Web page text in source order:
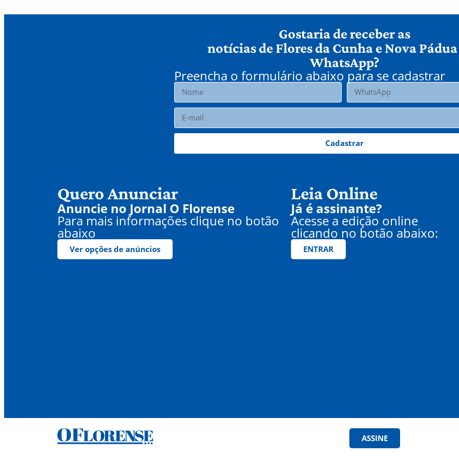
Gostaria de receber as
notícias de Flores da Cunha e Nova
WhatsApp?
Preencha o formulário abaixo para se cadastrar
Cadastrar
Quero Anunciar
Anuncie no Jornal O Florense
Para mais informações clique no botão
abaixo
Ver opções de anúncios
Leia Online
Já é assinante?
Acesse a edição online
clicando no botão abaixo:
ENTRAR
ASSINE